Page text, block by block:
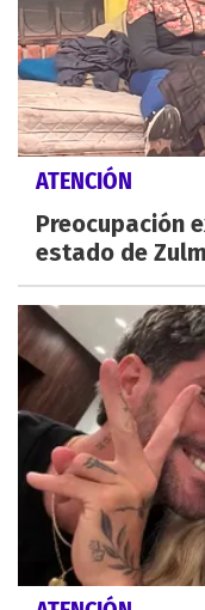
ATENCIÓN
Preocupación
estado de